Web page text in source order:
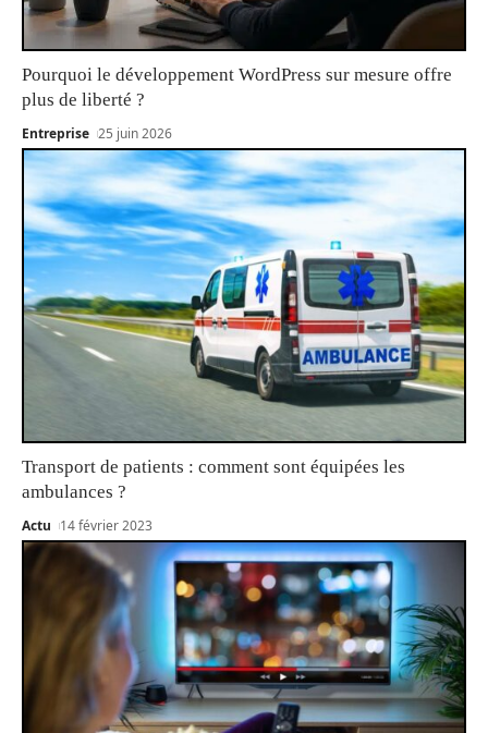
Pourquoi le développement WordPress sur mesure offre
plus de liberté ?
Entreprise 25 juin 2026
Transport de patients : comment sont équipées les
ambulances ?
Actu 14 février 2023